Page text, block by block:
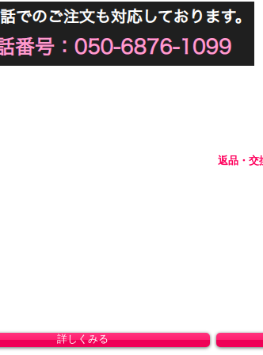
返品・交
詳しくみる